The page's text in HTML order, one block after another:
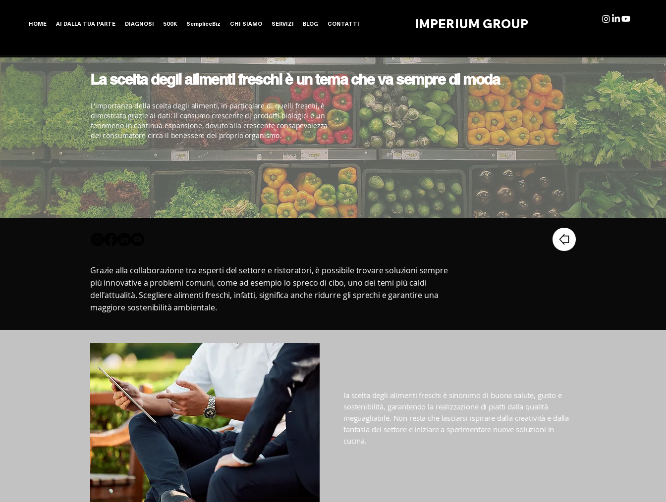
HOME AI DALLA TUA PARTE DIAGNOSI 500K SempliceBiz CHI SIAMO SERVIZI BLOG CONTATTI IMPERIUM GROUP
La scelta degli alimenti freschi è un tema che va sempre di moda
L'importanza della scelta degli alimenti, in particolare di quelli freschi, è
dimostrata grazie ai dati: il consumo crescente di prodotti biologici è un
fenomeno in continua espansione, dovuto alla crescente consapevolezza
del consumatore circa il benessere del proprio organismo.
Grazie alla collaborazione tra esperti del settore e ristoratori, è possibile trovare soluzioni sempre
più innovative a problemi comuni, come ad esempio lo spreco di cibo, uno dei temi più caldi
dell'attualità. Scegliere alimenti freschi, infatti, significa anche ridurre gli sprechi e garantire una
maggiore sostenibilità ambientale.
la scelta degli alimenti freschi è sinonimo di buona salute, gusto e
sostenibilità, garantendo la realizzazione di piatti dalla qualità
ineguagliabile. Non resta che lasciarsi ispirare dalla creatività e dalla
fantasia del settore e iniziare a sperimentare nuove soluzioni in
cucina.